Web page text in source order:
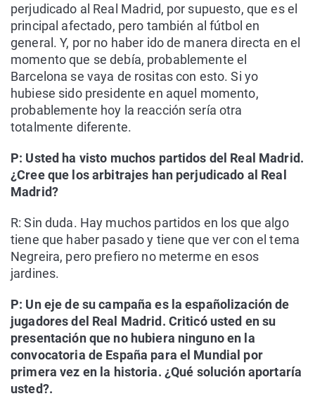
perjudicado al Real Madrid, por supuesto, que es el
principal afectado, pero también al fútbol en
general. Y, por no haber ido de manera directa en el
momento que se debía, probablemente el
Barcelona se vaya de rositas con esto. Si yo
hubiese sido presidente en aquel momento,
probablemente hoy la reacción sería otra
totalmente diferente.
P: Usted ha visto muchos partidos del Real Madrid.
¿Cree que los arbitrajes han perjudicado al Real
Madrid?
R: Sin duda. Hay muchos partidos en los que algo
tiene que haber pasado y tiene que ver con el tema
Negreira, pero prefiero no meterme en esos
jardines.
P: Un eje de su campaña es la españolización de
jugadores del Real Madrid. Criticó usted en su
presentación que no hubiera ninguno en la
convocatoria de España para el Mundial por
primera vez en la historia. ¿Qué solución aportaría
usted?.